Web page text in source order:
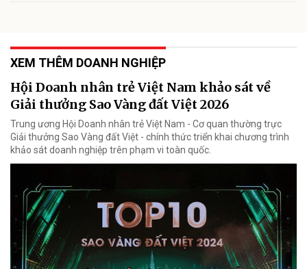
XEM THÊM DOANH NGHIỆP
Hội Doanh nhân trẻ Việt Nam khảo sát về
Giải thưởng Sao Vàng đất Việt 2026
Trung ương Hội Doanh nhân trẻ Việt Nam - Cơ quan thường trực
Giải thưởng Sao Vàng đất Việt - chính thức triển khai chương trình
khảo sát doanh nghiệp trên phạm vi toàn quốc.